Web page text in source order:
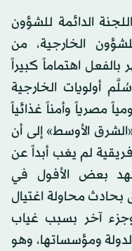
الدائمة للشؤون
الخارجية، من
اهتماماً كبيراً
أولويات الخارجية
مصرياً وأمناً غذائياً
الأوسط» إلى أن
لم يغب أبداً عن
شهد بعض الأفول في
بحادث محاولة اغتيال
وجزء آخر بسبب غياب
ومؤسساتها، وهو